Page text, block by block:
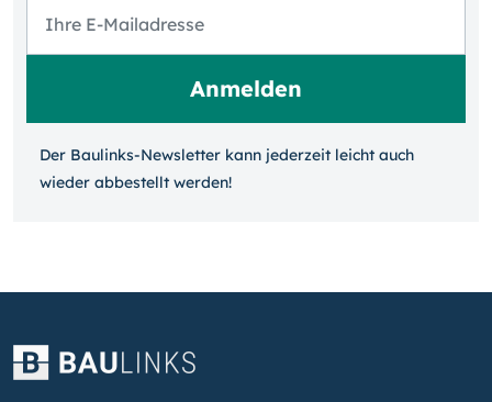
Der Baulinks-Newsletter kann jeder­zeit leicht auch
wieder ab­bestellt werden!